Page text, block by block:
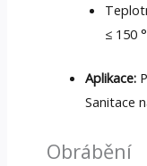
≤ 150
Aplikace:
Sanitace
Obrábění